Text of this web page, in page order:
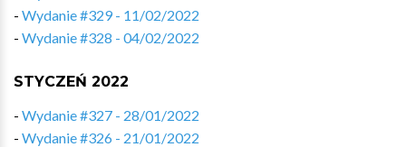
- Wydanie #329 - 11/02/2022
- Wydanie #328 - 04/02/2022
STYCZEŃ 2022
- Wydanie #327 - 28/01/2022
- Wydanie #326 - 21/01/2022